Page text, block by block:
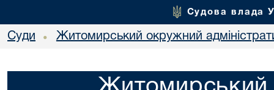
Судова влада
Суди • Житомирський окружний